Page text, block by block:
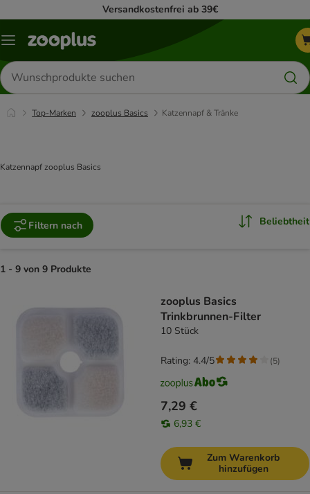
Versandkostenfrei ab 39€
Menü
Produkte
suchen
Top-Marken zooplus Basics Katzennapf & Tränke
Katzennapf zooplus Basics
Filtern nach Beliebtheit
1 - 9 von 9 Produkte
zooplus Basics
Trinkbrunnen-Filter
10 Stück
7,29 €
6,93 €
Rating: 4.4/5 (5)
Zum Warenkorb
hinzufügen